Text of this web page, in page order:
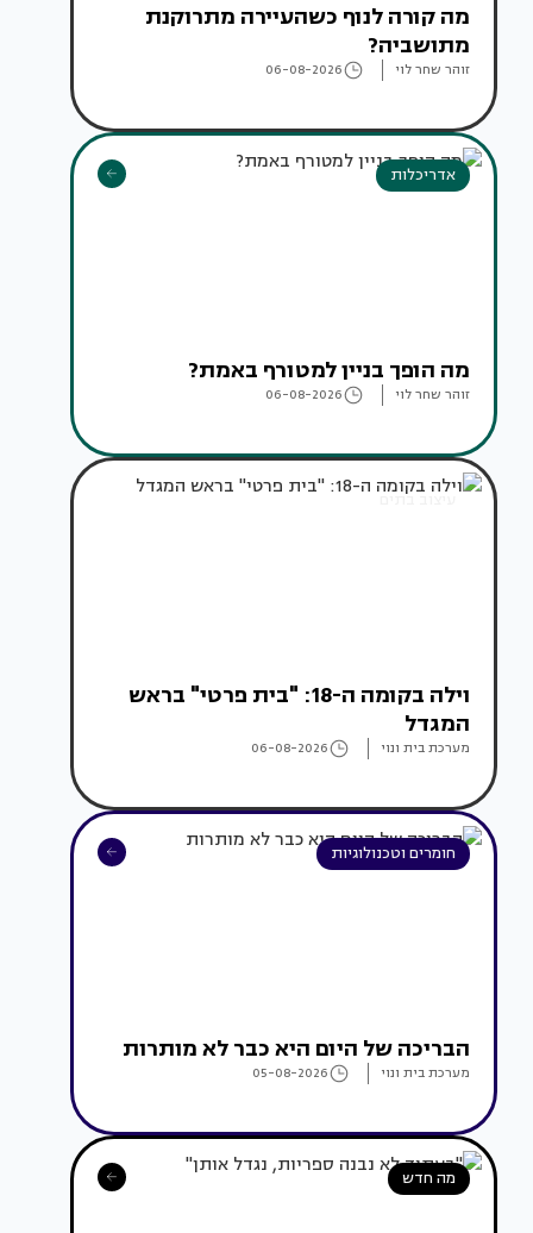
מה קורה לנוף כשהעיירה מתרוקנת
מתושביה?
זוהר שחר לוי 06-08-2026
אדריכלות
מה הופך בניין למטורף באמת?
זוהר שחר לוי 06-08-2026
עיצוב בתים
וילה בקומה ה-18: "בית פרטי" בראש
המגדל
מערכת בית ונוי 06-08-2026
חומרים וטכנולוגיות
הבריכה של היום היא כבר לא מותרות
מערכת בית ונוי 05-08-2026
מה חדש